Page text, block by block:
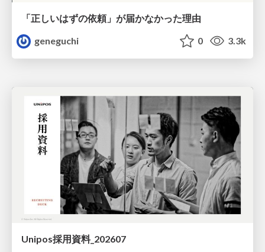
「正しいはずの依頼」が届かなかった理由
geneguchi
0 3.3k
Unipos採用資料_202607